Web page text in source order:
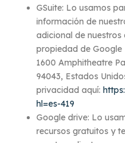
GSuite: Lo usamos
información de
adicional de nuestros
propiedad de Google
1600 Amphitheatre
94043, Estados
privacidad aquí:
hl=es-419
Google drive: Lo
recursos gratuitos y